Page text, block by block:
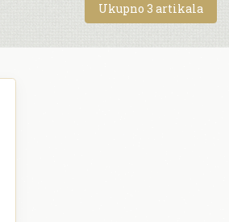
Ukupno 3 artikala